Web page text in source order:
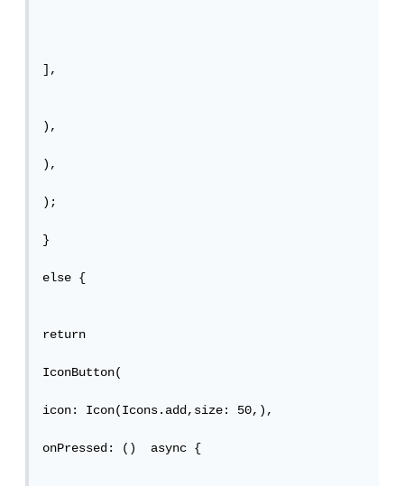
],
),
),
);
}
else {
return
IconButton(
icon: Icon(Icons.add,size: 50,),
onPressed: ()  async {